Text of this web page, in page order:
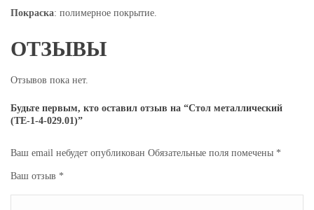
Покраска: полимерное покрытие.
ОТЗЫВЫ
Отзывов пока нет.
Будьте первым, кто оставил отзыв на “Стол металлический
(ТЕ-1-4-029.01)”
Ваш email небудет опубликован Обязательные поля помечены *
Ваш отзыв *